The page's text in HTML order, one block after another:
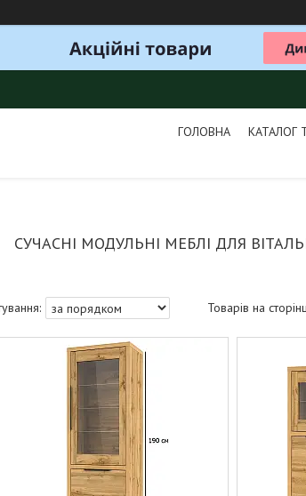
ГОЛОВНА КАТАЛОГ
СУЧАСНІ МОДУЛЬНІ МЕБЛІ ДЛЯ